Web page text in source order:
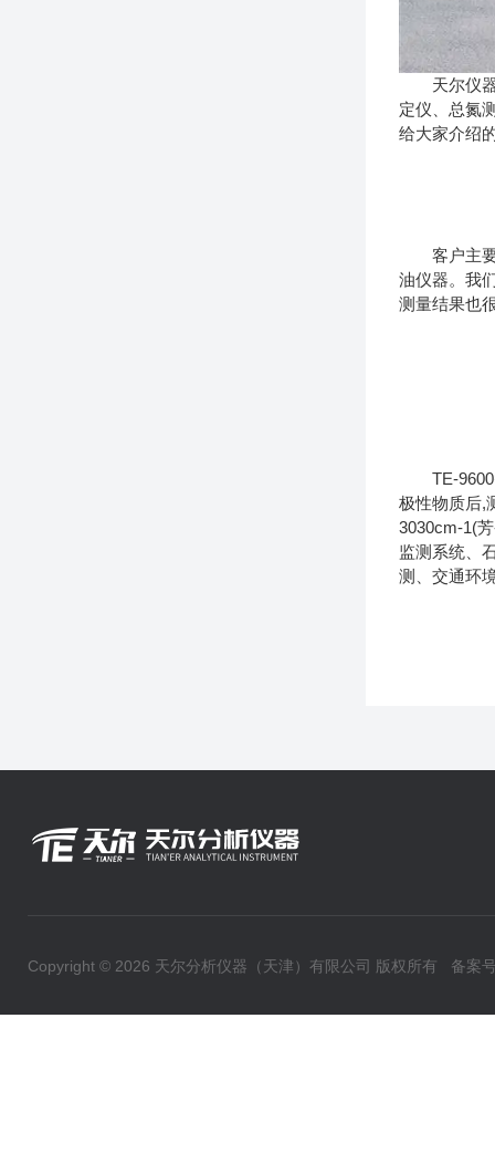
天尔仪
定仪、总氮
给大家介绍
客户主
油仪器。我
测量结果也
TE-
极性物质后,
3030cm-1(
监测系统、
测、交通环
Copyright © 2026 天尔分析仪器（天津）有限公司 版权所有 备案